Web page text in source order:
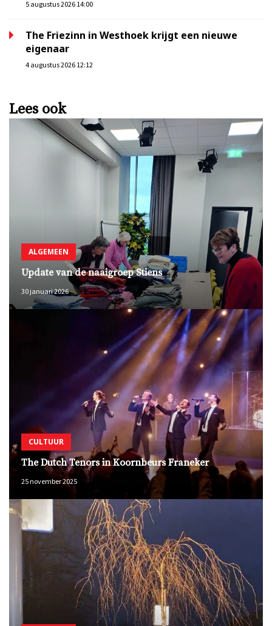
5 augustus 2026 14:00
The Friezinn in Westhoek krijgt een nieuwe
eigenaar
4 augustus 2026 12:12
Lees ook
ALGEMEEN
Update van de naaigroep Stiens
30 januari 2026
CULTUUR
The Dutch Tenors in Koornbeurs Franeker
25 november 2025